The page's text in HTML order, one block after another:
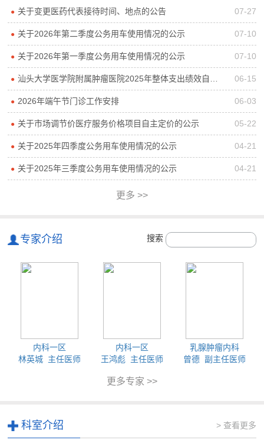
● 关于变更医药代表接待时间、地点的公告 07-27
● 关于2026年第二季度公务用车使用情况的公示 07-10
● 关于2026年第一季度公务用车使用情况的公示 07-10
● 汕头大学医学院附属肿瘤医院2025年整体支出绩效自评报告 06-15
● 2026年端午节门诊工作安排 06-03
● 关于市场调节价医疗服务价格项目自主定价的公示 05-22
● 关于2025年四季度公务用车使用情况的公示 04-21
● 关于2025年三季度公务用车使用情况的公示 04-21
更多 >>
专家介绍 搜索
内科一区
林英城 主任医师
内科一区
王鸿彪 主任医师
乳腺肿瘤内科
曾德 副主任医师
更多专家 >>
科室介绍 > 查看更多